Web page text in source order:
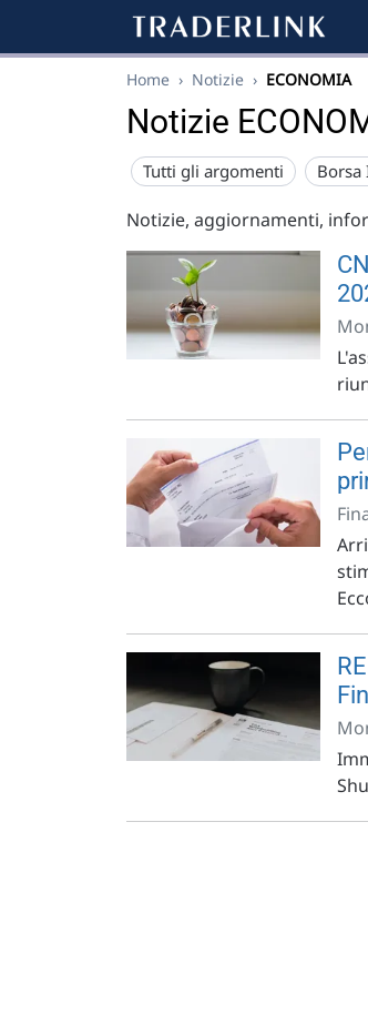
Home › Notizie › ECONOMIA
Notizie
Tutti gli argomenti Borsa
Notizie, aggiornamenti,